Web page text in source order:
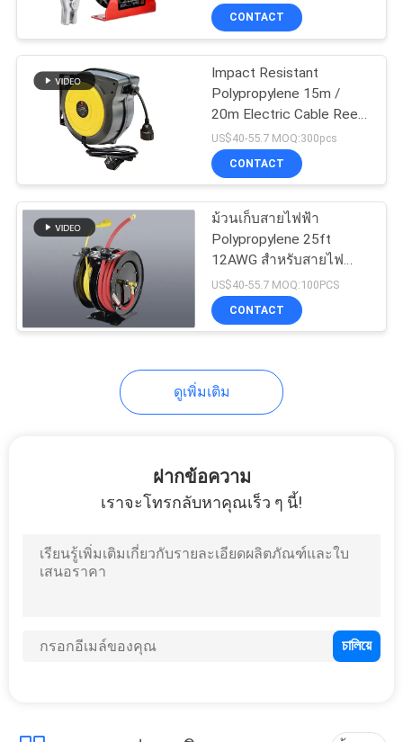
CONTACT
Impact Resistant
Polypropylene 15m /
20m Electric Cable Reel
Black / Yellow
US$40-55.7 MOQ:300pcs
CONTACT
ม้วนเก็บสายไฟฟ้า
Polypropylene 25ft
12AWG สำหรับสายไฟ
ชนิด SJTOW
US$40-55.7 MOQ:100PCS
CONTACT
ดูเพิ่มเติม
ฝากข้อความ
เราจะโทรกลับหาคุณเร็ว ๆ นี้!